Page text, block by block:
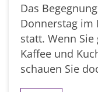
Das
Donnerstag im
statt. Wenn
Kaffee und
schauen Sie